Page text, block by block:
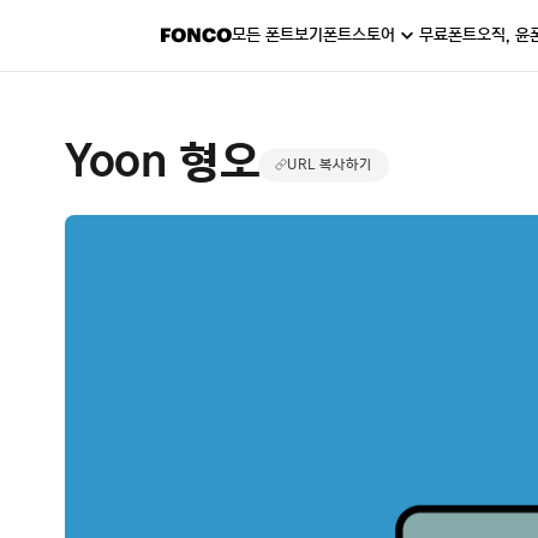
모든 폰트보기폰트스토어 무료폰트오직, 윤
Yoon 형오 URL 복사하기